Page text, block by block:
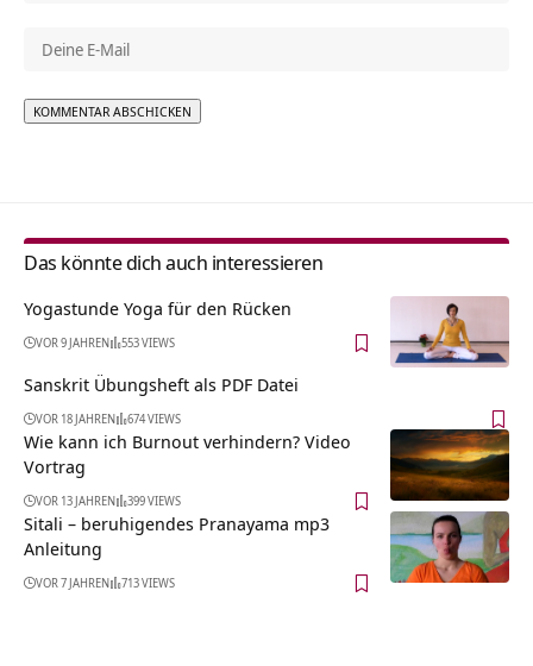
Das könnte dich auch interessieren
Yogastunde Yoga für den Rücken
VOR 9 JAHREN 553 VIEWS
Sanskrit Übungsheft als PDF Datei
VOR 18 JAHREN 674 VIEWS
Wie kann ich Burnout verhindern? Video
Vortrag
VOR 13 JAHREN 399 VIEWS
Sitali – beruhigendes Pranayama mp3
Anleitung
VOR 7 JAHREN 713 VIEWS